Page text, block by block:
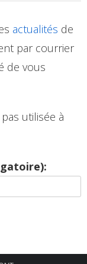
actualités de
par courrier
de vous
utilisée à